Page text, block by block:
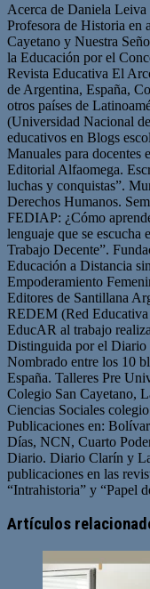
Acerca de Daniela Leiva
Profesora de Historia en
Cayetano y Nuestra
la Educación por el
Revista Educativa El
de Argentina, España,
otros países de
(Universidad Nacional
educativos en Blogs
Manuales para docentes
Editorial Alfaomega.
luchas y conquistas”.
Derechos Humanos.
FEDIAP: ¿Cómo
lenguaje que se escucha
Trabajo Decente”.
Educación a Distancia
Empoderamiento
Editores de Santillana
REDEM (Red
EducAR al trabajo
Distinguida por el Diario
Nombrado entre los 10
España. Talleres Pre
Colegio San Cayetano,
Ciencias Sociales
Publicaciones en:
Días, NCN, Cuarto
Diario. Diario Clarín y
publicaciones en las
“Intrahistoria” y “Papel
web
Artículos